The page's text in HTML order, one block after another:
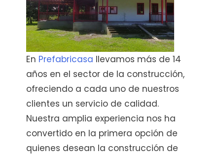
En Prefabricasa llevamos más de 14
años en el sector de la construcción,
ofreciendo a cada uno de nuestros
clientes un servicio de calidad.
Nuestra amplia experiencia nos ha
convertido en la primera opción de
quienes desean la construcción de